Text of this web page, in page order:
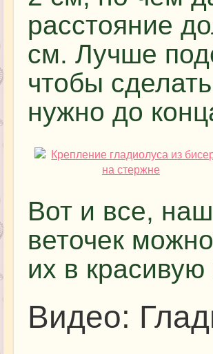
расстояние
см. Лучше
чтобы
нужно до
Вот и все,
веточек
их в красивую
Видео: